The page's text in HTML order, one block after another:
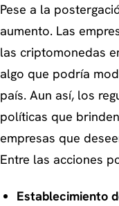
Pese a la
aumento. Las
las criptomonedas
algo que podría
país. Aun así, los
políticas que
empresas que
Entre las acciones
Establecimiento